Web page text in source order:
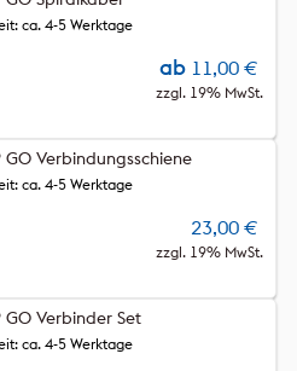
ab 11,00 €
zzgl. 19% MwSt.
ca. 4-5 Werktage
GO Verbindungsschiene
23,00 €
zzgl. 19% MwSt.
ca. 4-5 Werktage
GO Verbinder Set
ca. 4-5 Werktage